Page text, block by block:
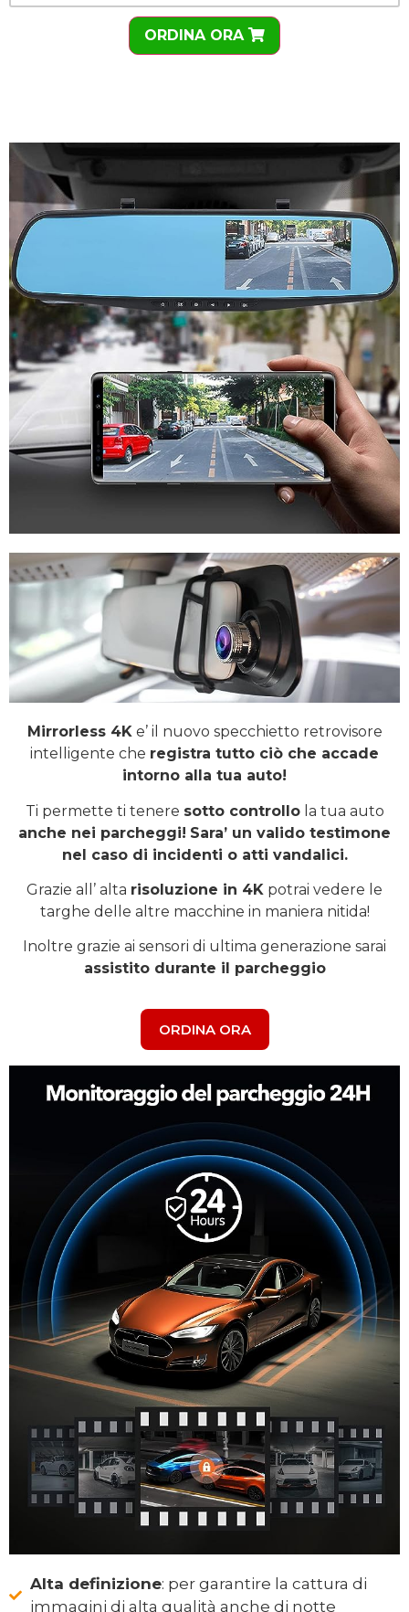
ORDINA ORA
Mirrorless 4Ke’ il nuovo specchietto retrovisore
intelligente che registra tutto ciò che accade
intorno alla tua auto!
Ti permette ti tenere sotto controllola tua auto
anche nei parcheggi! Sara’ un valido testimone
nel caso di incidenti o atti vandalici.
Grazie all’ alta risoluzione in 4K potrai vedere le
targhe delle altre macchine in maniera nitida!
Inoltre grazie ai sensori di ultima generazione sarai
assistito durante il parcheggio
ORDINA ORA
Alta definizione: per garantire la cattura di
immagini di alta qualità anche di notte